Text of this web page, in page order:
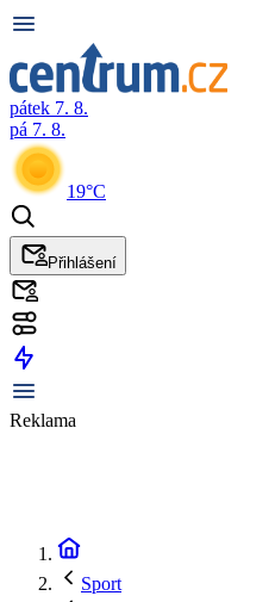
pátek 7. 8.
pá 7. 8.
19°C
Přihlášení
Reklama
Sport